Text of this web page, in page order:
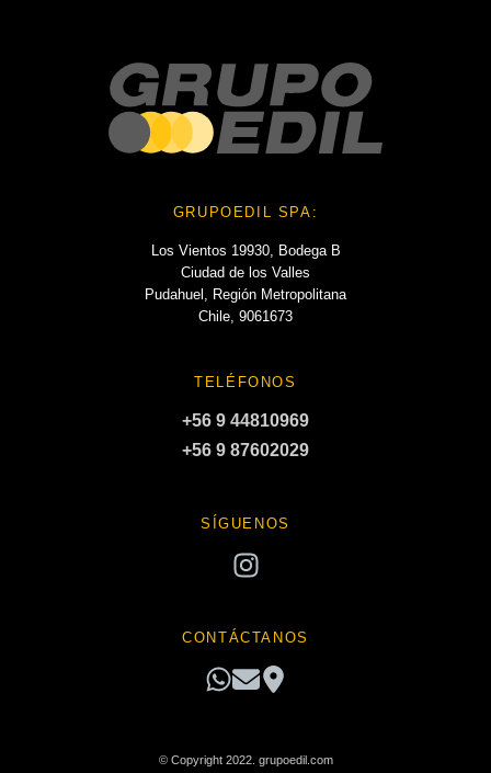
GRUPOEDIL SPA:
Los Vientos 19930, Bodega B
Ciudad de los Valles
Pudahuel, Región Metropolitana
Chile, 9061673
TELÉFONOS
+56 9 44810969
+56 9 87602029
SÍGUENOS
CONTÁCTANOS
© Copyright 2022. grupoedil.com